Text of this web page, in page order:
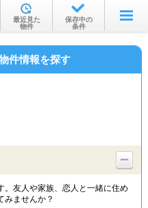
探す
・駅から
特集から
最近見た
物件
保存中の
条件
件情報を探す
。友人や家族、恋人と一緒に住め
みませんか？